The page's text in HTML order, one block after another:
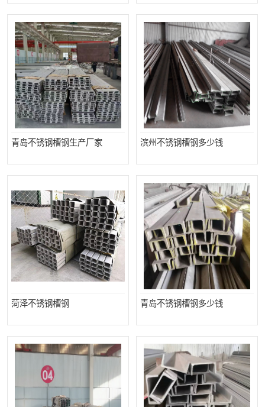
青岛不锈钢槽钢生产厂家 滨州不锈钢槽钢多少钱
菏泽不锈钢槽钢 青岛不锈钢槽钢多少钱